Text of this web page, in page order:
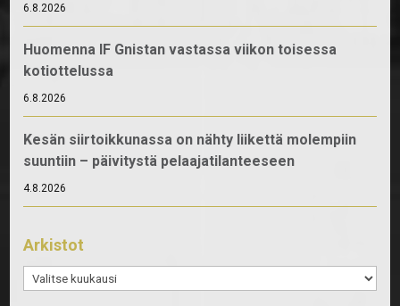
6.8.2026
Huomenna IF Gnistan vastassa viikon toisessa
kotiottelussa
6.8.2026
Kesän siirtoikkunassa on nähty liikettä molempiin
suuntiin – päivitystä pelaajatilanteeseen
4.8.2026
Arkistot
Arkistot